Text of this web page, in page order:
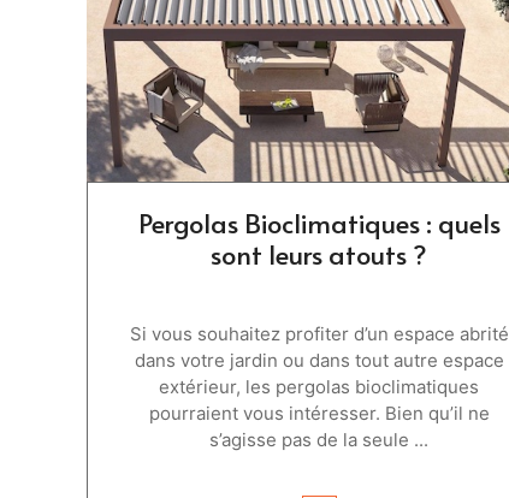
Pergolas Bioclimatiques : quels
sont leurs atouts ?
Si vous souhaitez profiter d’un espace abrité
dans votre jardin ou dans tout autre espace
extérieur, les pergolas bioclimatiques
pourraient vous intéresser. Bien qu’il ne
s’agisse pas de la seule ...